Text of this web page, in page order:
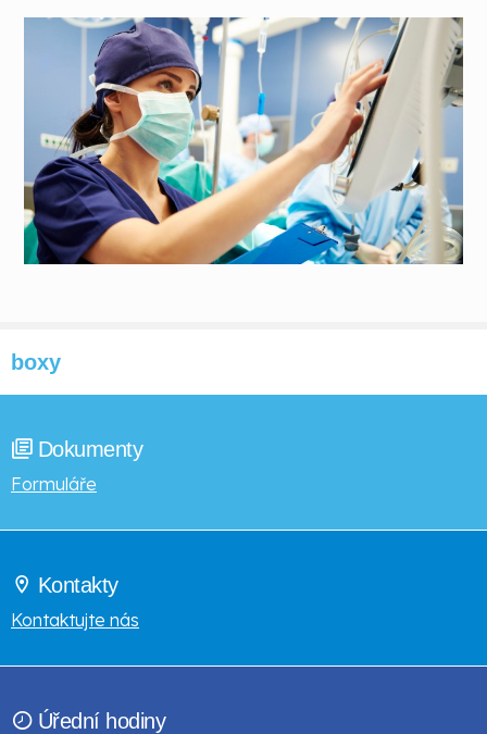
boxy
Dokumenty
Formuláře
Kontakty
Kontaktujte nás
Úřední hodiny